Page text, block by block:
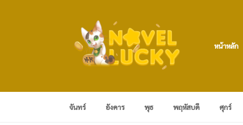
หน้าหลัก
จันทร์ อังคาร พุธ พฤหัสบดี ศุกร์